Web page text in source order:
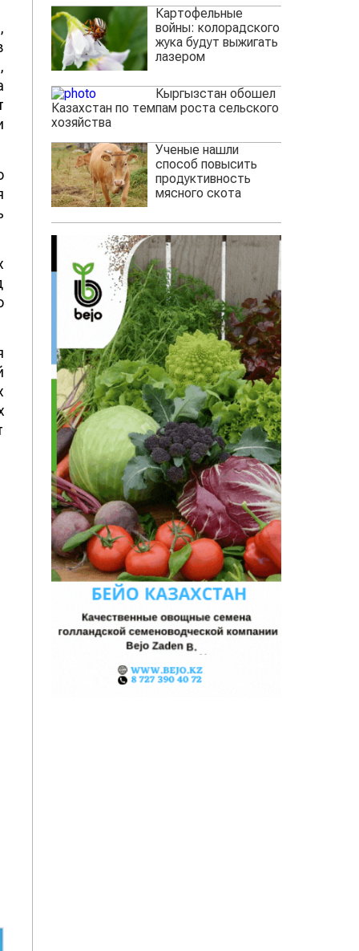
Картофельные
войны: колорадского
жука будут выжигать
лазером
Кыргызстан обошел
Казахстан по темпам роста сельского
хозяйства
Ученые нашли
способ повысить
продуктивность
мясного скота